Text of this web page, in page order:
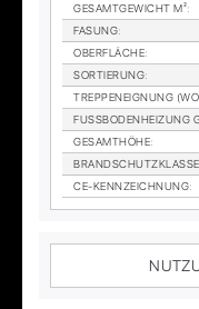
GE­SAMT­GE­WICHT M²:
FA­SUNG:
OBER­FLÄ­CHE:
SOR­TIE­RUNG:
TREP­PEN­EIG­NUNG
FUSS­BO­DEN­HEI­ZUNG
GE­SAMT­HÖ­HE:
BRAND­SCHUTZ­KLAS­SE
CE-KENN­ZEICH­NUNG: